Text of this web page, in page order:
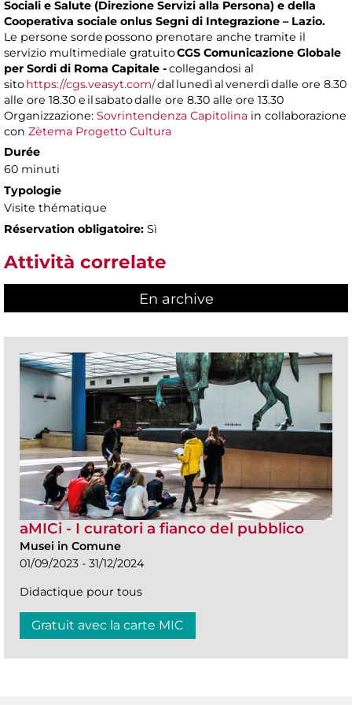
Sociali e Salute (Direzione Servizi alla Persona) e della
Cooperativa sociale onlus Segni di Integrazione – Lazio.
Le persone sorde possono prenotare anche tramite il
servizio multimediale gratuitoCGS Comunicazione Globale
per Sordi di Roma Capitale -collegandosi al
sitohttps://cgs.veasyt.com/dal lunedì al venerdì dalle ore 8.30
alle ore 18.30 e il sabato dalle ore 8.30 alle ore 13.30
Organizzazione: Sovrintendenza Capitolina in collaborazione
con Zètema Progetto Cultura
Durée
60 minuti
Typologie
Visite thématique
Réservation obligatoire: Sì
Attività correlate
En archive
aMICi - I curatori a fianco del pubblico
Musei in Comune
01/09/2023 - 31/12/2024
Didactique pour tous
Gratuit avec la carte MIC